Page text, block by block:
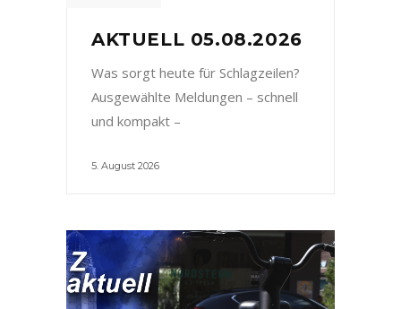
AKTUELL 05.08.2026
Was sorgt heute für Schlagzeilen?
Ausgewählte Meldungen – schnell
und kompakt –
5. August 2026